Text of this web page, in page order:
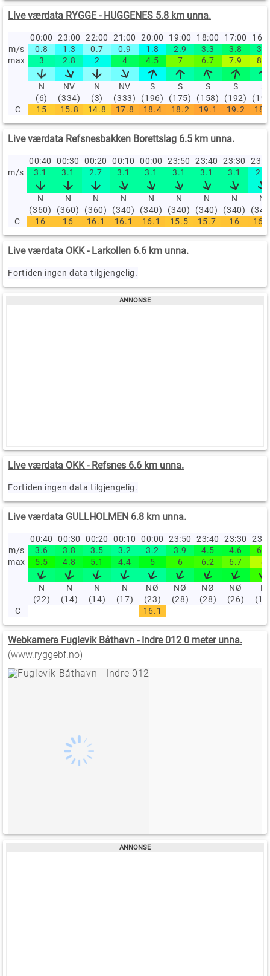
Live værdata RYGGE - HUGGENES 5.8 km unna.
00:00 23:00 22:00 21:00 20:00 19:00 18:00 17:00
m/s
0.8 1.3 0.7 0.9 1.8 2.9 3.3 3.8
3.3
max
3 2.8 2 4 4.5 7 6.7 7.9 8.1
N
(6)
NV
(334)
N
(3)
NV
(333)
S
(196)
S
(175)
S
(158)
S
(192)
S
C
15 15.8 14.8 17.8 18.4 18.2 19.1 19.2
Live værdata Refsnesbakken Borettslag 6.5 km unna.
00:40 00:30 00:20 00:10 00:00 23:50 23:40 23:30
m/s
3.1 3.1 2.7 3.1 3.1 3.1 3.1 3.1 2.2
N
(360)
N
(360)
N
(360)
N
(340)
N
(340)
N
(340)
N
(340)
N
(340)
N
C
16 16 16.1 16.1 16.1 15.5 15.7 16
Live værdata OKK - Larkollen 6.6 km unna.
Fortiden ingen data tilgjengelig.
Live værdata OKK - Refsnes 6.6 km unna.
Fortiden ingen data tilgjengelig.
Live værdata GULLHOLMEN 6.8 km unna.
00:40 00:30 00:20 00:10 00:00 23:50 23:40 23:30
m/s
3.6 3.8 3.5 3.2 3.2 3.9 4.5 4.6
6.1
max
5.5 4.8 5.1 4.4 5 6 6.2 6.7 8
N
(22)
N
(14)
N
(14)
N
(17)
NØ
(23)
NØ
(28)
NØ
(28)
NØ
(26)
N
C
16.1
Webkamera Fuglevik Båthavn - Indre 012 0 meter unna.
(www.ryggebf.no)